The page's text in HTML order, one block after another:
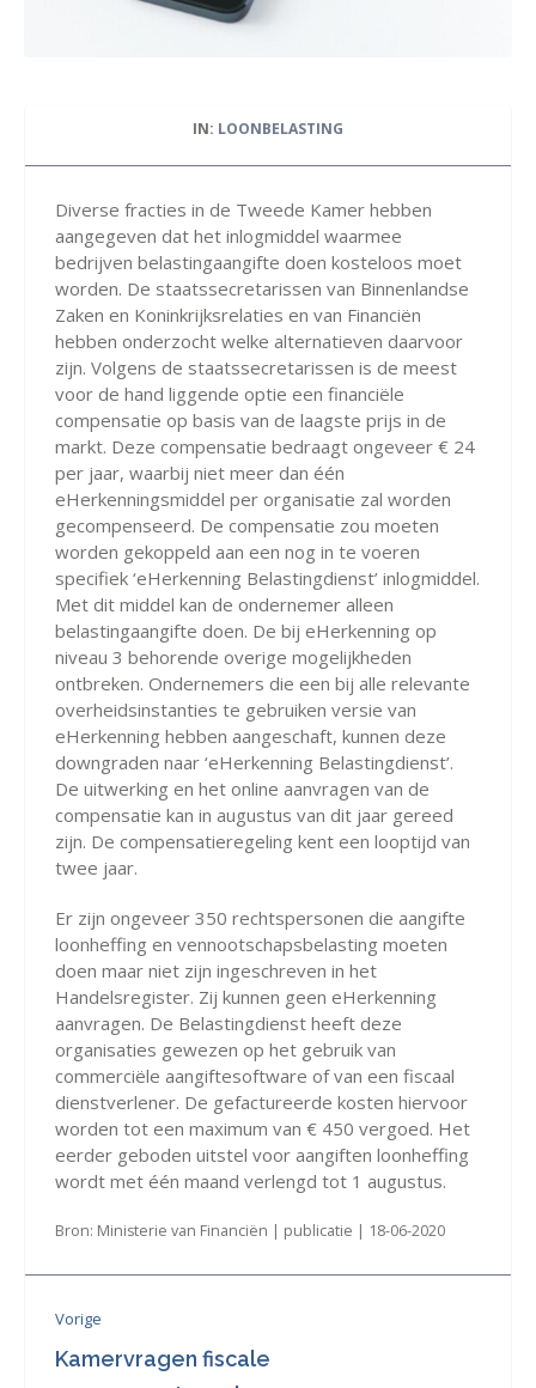
IN: LOONBELASTING
Diverse fracties in de Tweede Kamer hebben
aangegeven dat het inlogmiddel waarmee
bedrijven belastingaangifte doen kosteloos moet
worden. De staatssecretarissen van Binnenlandse
Zaken en Koninkrijksrelaties en van Financiën
hebben onderzocht welke alternatieven daarvoor
zijn. Volgens de staatssecretarissen is de meest
voor de hand liggende optie een financiële
compensatie op basis van de laagste prijs in de
markt. Deze compensatie bedraagt ongeveer € 24
per jaar, waarbij niet meer dan één
eHerkenningsmiddel per organisatie zal worden
gecompenseerd. De compensatie zou moeten
worden gekoppeld aan een nog in te voeren
specifiek ‘eHerkenning Belastingdienst’ inlogmiddel.
Met dit middel kan de ondernemer alleen
belastingaangifte doen. De bij eHerkenning op
niveau 3 behorende overige mogelijkheden
ontbreken. Ondernemers die een bij alle relevante
overheidsinstanties te gebruiken versie van
eHerkenning hebben aangeschaft, kunnen deze
downgraden naar ‘eHerkenning Belastingdienst’.
De uitwerking en het online aanvragen van de
compensatie kan in augustus van dit jaar gereed
zijn. De compensatieregeling kent een looptijd van
twee jaar.
Er zijn ongeveer 350 rechtspersonen die aangifte
loonheffing en vennootschapsbelasting moeten
doen maar niet zijn ingeschreven in het
Handelsregister. Zij kunnen geen eHerkenning
aanvragen. De Belastingdienst heeft deze
organisaties gewezen op het gebruik van
commerciële aangiftesoftware of van een fiscaal
dienstverlener. De gefactureerde kosten hiervoor
worden tot een maximum van € 450 vergoed. Het
eerder geboden uitstel voor aangiften loonheffing
wordt met één maand verlengd tot 1 augustus.
Bron: Ministerie van Financiën | publicatie | 18-06-2020
Vorige
Kamervragen fiscale